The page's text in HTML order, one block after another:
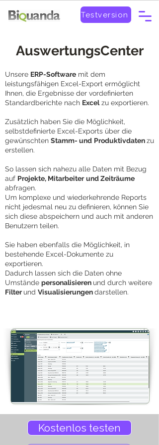
Testversion
AuswertungsCenter
Unsere ERP-Software mit dem
leistungsfähigen Excel-Export ermöglicht
Ihnen, die Ergebnisse der vordefinierten
Standardberichte nach Excelzu exportieren.
Zusätzlich haben Sie die Möglichkeit,
selbstdefinierte Excel-Exports über die
gewünschten Stamm- und Produktivdatenzu
erstellen.
So lassen sich nahezu alle Daten mit Bezug
auf Projekte, Mitarbeiter und Zeiträume
abfragen.
Um komplexe und wiederkehrende Reports
nicht jedesmal neu zu definieren, können Sie
sich diese abspeichern und auch mit anderen
Benutzern teilen.
Sie haben ebenfalls die Möglichkeit, in
bestehende Excel-Dokumente zu
exportieren.
Dadurch lassen sich die Daten ohne
Umstände personalisieren und durch weitere
Filterund Visualisierungendarstellen.
Kostenlos testen